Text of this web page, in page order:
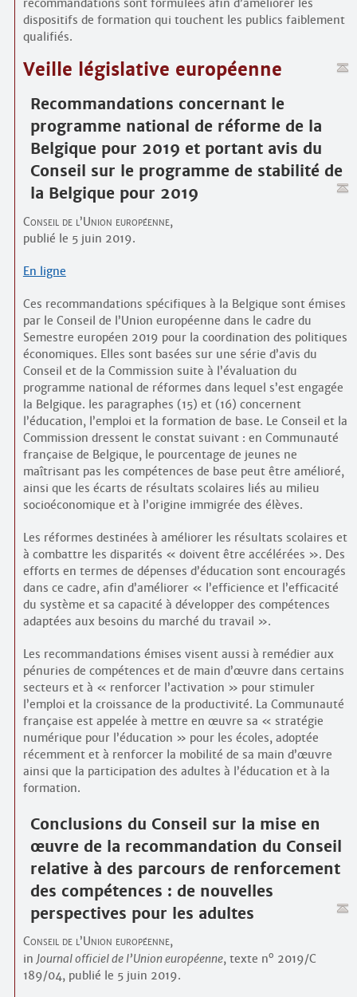
recommandations sont formulées afin d’améliorer les
dispositifs de formation qui touchent les publics faiblement
qualifiés.
Veille législative européenne
Recommandations concernant le
programme national de réforme de la
Belgique pour 2019 et portant avis du
Conseil sur le programme de stabilité de
la Belgique pour 2019
Conseil de l’Union européenne,
publié le 5 juin 2019.
En ligne
Ces recommandations spécifiques à la Belgique sont émises
par le Conseil de l’Union européenne dans le cadre du
Semestre européen 2019 pour la coordination des politiques
économiques. Elles sont basées sur une série d’avis du
Conseil et de la Commission suite à l’évaluation du
programme national de réformes dans lequel s’est engagée
la Belgique. les paragraphes (15) et (16) concernent
l’éducation, l’emploi et la formation de base. Le Conseil et la
Commission dressent le constat suivant : en Communauté
française de Belgique, le pourcentage de jeunes ne
maîtrisant pas les compétences de base peut être amélioré,
ainsi que les écarts de résultats scolaires liés au milieu
socioéconomique et à l’origine immigrée des élèves.
Les réformes destinées à améliorer les résultats scolaires et
à combattre les disparités « doivent être accélérées ». Des
efforts en termes de dépenses d’éducation sont encouragés
dans ce cadre, afin d’améliorer « l’efficience et l’efficacité
du système et sa capacité à développer des compétences
adaptées aux besoins du marché du travail ».
Les recommandations émises visent aussi à remédier aux
pénuries de compétences et de main d’œuvre dans certains
secteurs et à « renforcer l’activation » pour stimuler
l’emploi et la croissance de la productivité. La Communauté
française est appelée à mettre en œuvre sa « stratégie
numérique pour l’éducation » pour les écoles, adoptée
récemment et à renforcer la mobilité de sa main d’œuvre
ainsi que la participation des adultes à l’éducation et à la
formation.
Conclusions du Conseil sur la mise en
œuvre de la recommandation du Conseil
relative à des parcours de renforcement
des compétences : de nouvelles
perspectives pour les adultes
Conseil de l’Union européenne,
in Journal officiel de l’Union européenne, texte no 2019/C
189/04, publié le 5 juin 2019.